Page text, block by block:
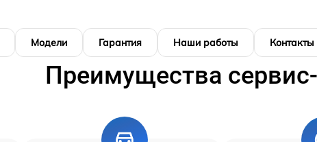
Модели Гарантия Наши работы Контакты
Преимущества